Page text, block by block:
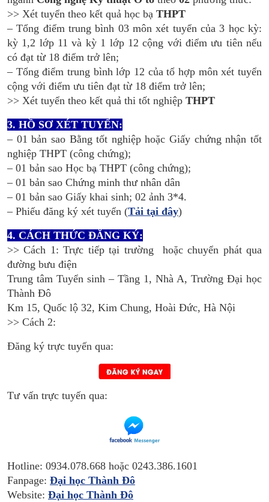
>> Xét tuyển theo kết quả học bạ THPT
– Tổng điểm trung bình 03 môn xét tuyển của 3 học kỳ:
kỳ 1,2 lớp 11 và kỳ 1 lớp 12 cộng với điểm ưu tiên nếu
có đạt từ 18 điểm trở lên;
– Tổng điểm trung bình lớp 12 của tổ hợp môn xét tuyển
cộng với điểm ưu tiên đạt từ 18 điểm trở lên;
>> Xét tuyển theo kết quả thi tốt nghiệp THPT
3. HỒ SƠ XÉT TUYỂN:
– 01 bản sao Bằng tốt nghiệp hoặc Giấy chứng nhận tốt
nghiệp THPT (công chứng);
– 01 bản sao Học bạ THPT (công chứng);
– 01 bản sao Chứng minh thư nhân dân
– 01 bản sao Giấy khai sinh; 02 ảnh 3*4.
– Phiếu đăng ký xét tuyển (Tải tại đây)
4. CÁCH THỨC ĐĂNG KÝ:
>> Cách 1: Trực tiếp tại trường hoặc chuyển phát qua
đường bưu điện
Trung tâm Tuyển sinh – Tầng 1, Nhà A, Trường Đại học
Thành Đô
Km 15, Quốc lộ 32, Kim Chung, Hoài Đức, Hà Nội
>> Cách 2:
Đăng ký trực tuyến qua:
Tư vấn trực tuyến qua:
Hotline: 0934.078.668 hoặc 0243.386.1601
Fanpage: Đại học Thành Đô
Website: Đại học Thành Đô